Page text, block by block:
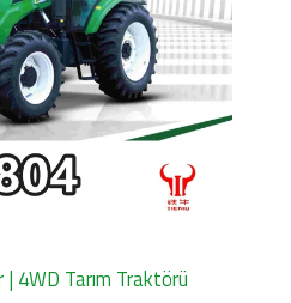
4WD Tarım Traktörü